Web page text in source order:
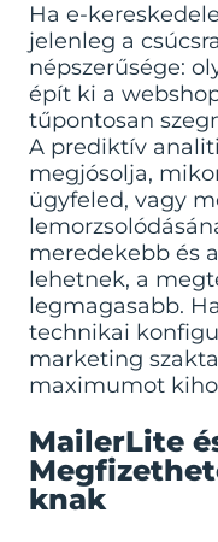
Ha e-
jelenleg a
népszerűsége:
épít ki a
tűpontosan
A prediktív
megjósolja,
ügyfeled, vagy
meredekebb és
lehetnek, a
legmagasabb.
technikai
marketing
maximumot
MailerLite
knak